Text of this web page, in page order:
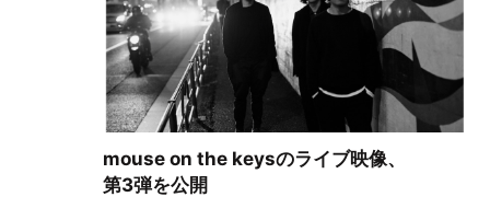
mouse on the keysのライブ映像、
第3弾を公開